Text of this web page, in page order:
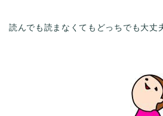
読んでも読まなくてもどっちでも大丈